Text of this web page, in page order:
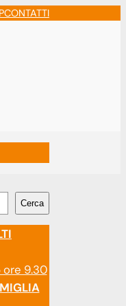
CONTATTI
Cerca
9.30